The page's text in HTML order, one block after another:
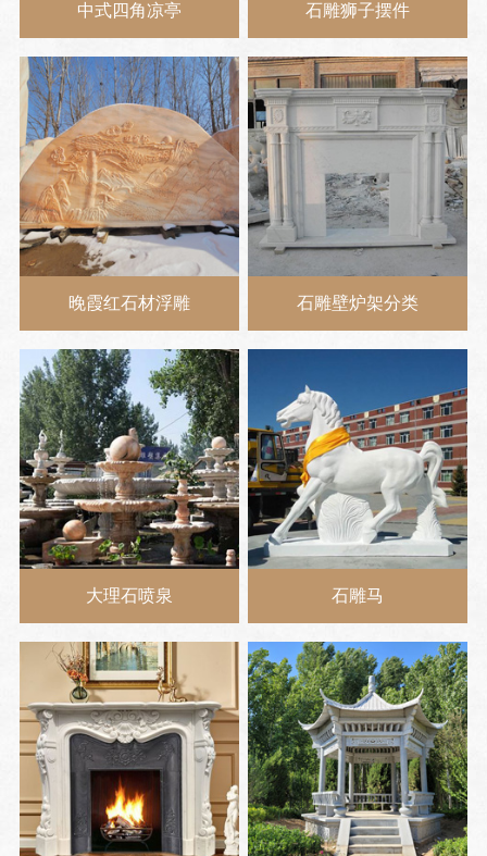
中式四角凉亭 石雕狮子摆件
晚霞红石材浮雕 石雕壁炉架分类
大理石喷泉 石雕马